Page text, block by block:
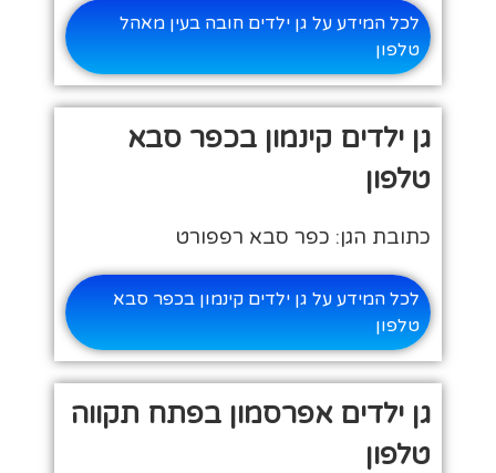
לכל המידע על גן ילדים חובה בעין מאהל
טלפון
גן ילדים קינמון בכפר סבא
טלפון
כתובת הגן: כפר סבא רפפורט
לכל המידע על גן ילדים קינמון בכפר סבא
טלפון
גן ילדים אפרסמון בפתח תקווה
טלפון